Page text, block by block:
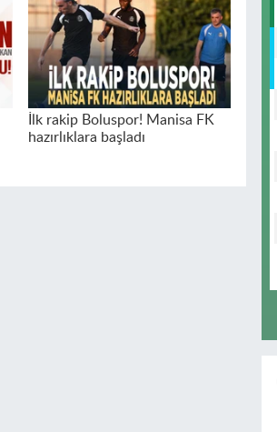
İlk rakip Boluspor! Manisa FK
hazırlıklara başladı